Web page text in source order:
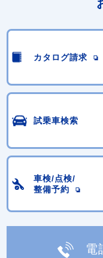
カタログ請求
試乗車検索
車検/点検/
整備予約
電